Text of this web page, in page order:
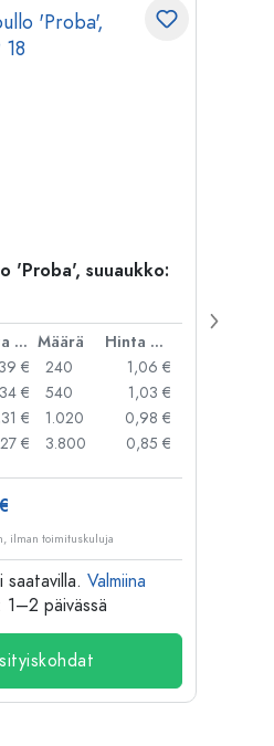
'Proba', suuaukko:
Hinta per kpl Määrä
Hinta per kpl
€
€
€
€
240
1,06 €
540
1,03 €
1.020
0,98 €
3.800
0,85 €
ilman toimituskuluja
Valmiina
1–2 päivässä